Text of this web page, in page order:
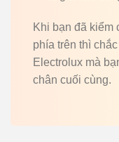
Khi bạn đã kiểm
phía trên thì
Electrolux mà
chân cuối cùng.